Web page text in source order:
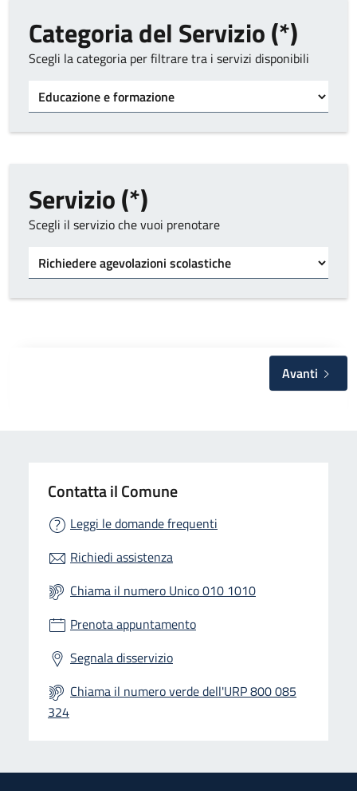
Categoria del Servizio (*)
Scegli la categoria per filtrare tra i servizi disponibili
Servizio (*)
Scegli il servizio che vuoi prenotare
Avanti
Contatta il Comune
Leggi le domande frequenti
Richiedi assistenza
Chiama il numero Unico 010 1010
Prenota appuntamento
Segnala disservizio
Chiama il numero verde dell'URP 800 085
324